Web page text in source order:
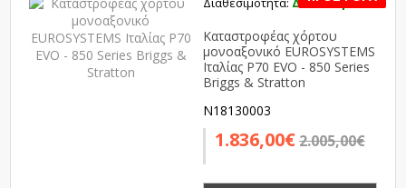
Καταστροφέας χόρτου
μονοαξονικό EUROSYSTEMS
Ιταλίας P70 EVO - 850 Series
Briggs & Stratton
N18130003
1.836,00€2.005,00€